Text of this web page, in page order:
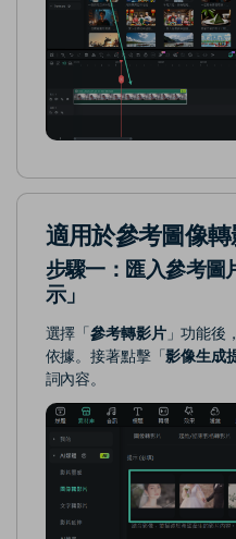
適用於參考圖像
步驟一：匯入參考圖
示」
選擇「參考轉影片」功能後
依據。接著點擊「影像生成
詞內容。